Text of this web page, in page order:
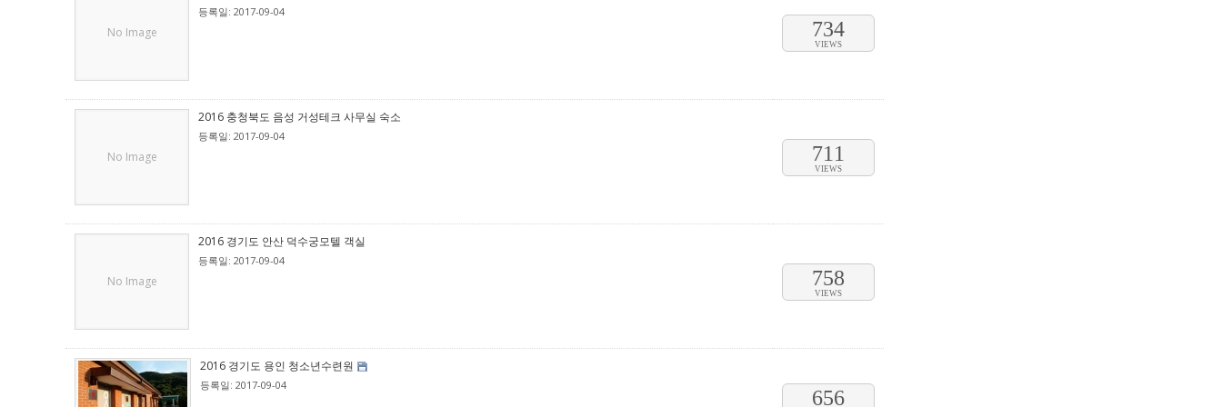
No Image
등록일: 2017-09-04
734
VIEWS
No Image
2016 충청북도 음성 거성테크 사무실 숙소
등록일: 2017-09-04
711
VIEWS
No Image
2016 경기도 안산 덕수궁모텔 객실
등록일: 2017-09-04
758
VIEWS
2016 경기도 용인 청소년수련원
등록일: 2017-09-04
656